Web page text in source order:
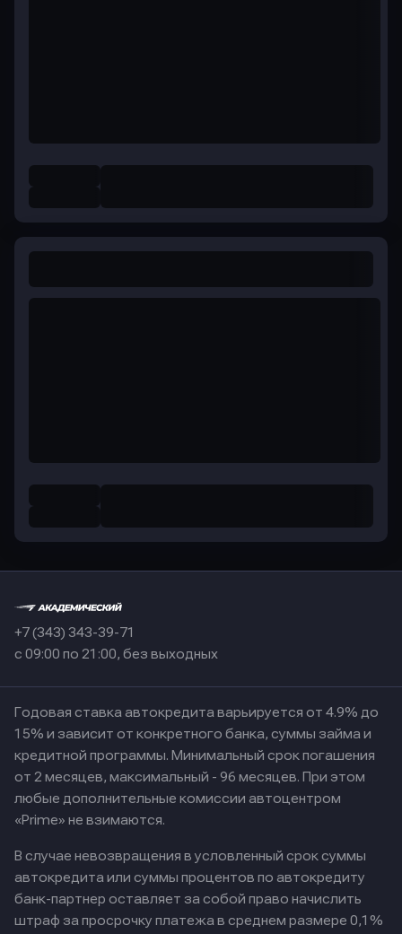
+7 (343) 343-39-71
с 09:00 по 21:00, без выходных
Годовая ставка автокредита варьируется от 4.9% до
15% и зависит от конкретного банка, суммы займа и
кредитной программы. Минимальный срок погашения
от 2 месяцев, максимальный - 96 месяцев. При этом
любые дополнительные комиссии автоцентром
«Prime» не взимаются.
В случае невозвращения в условленный срок суммы
автокредита или суммы процентов по автокредиту
банк-партнер оставляет за собой право начислить
штраф за просрочку платежа в среднем размере 0,1%